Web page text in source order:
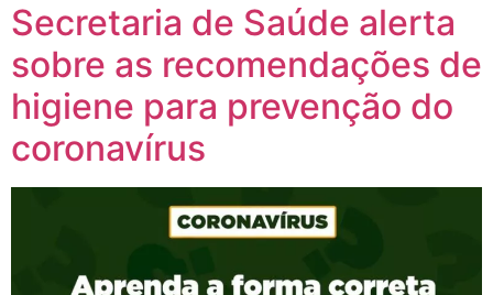
Secretaria de Saúde alerta
sobre as recomendações de
higiene para prevenção do
coronavírus